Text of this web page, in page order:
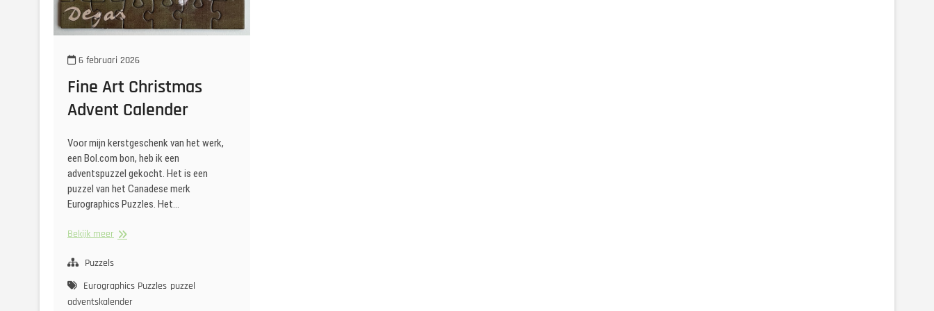
6 februari 2026
Fine Art Christmas
Advent Calender
Voor mijn kerstgeschenk van het werk,
een Bol.com bon, heb ik een
adventspuzzel gekocht. Het is een
puzzel van het Canadese merk
Eurographics Puzzles. Het…
Bekijk meer Fine
Christmas
Calender
Puzzels
Eurographics Puzzles puzzel
adventskalender